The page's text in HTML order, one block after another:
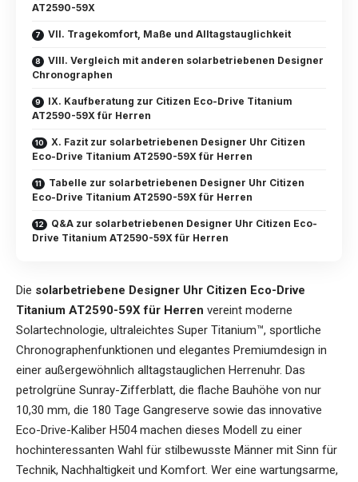
AT2590-59X
VII. Tragekomfort, Maße und Alltagstauglichkeit
VIII. Vergleich mit anderen solarbetriebenen Designer
Chronographen
IX. Kaufberatung zur Citizen Eco-Drive Titanium
AT2590-59X für Herren
X. Fazit zur solarbetriebenen Designer Uhr Citizen
Eco-Drive Titanium AT2590-59X für Herren
Tabelle zur solarbetriebenen Designer Uhr Citizen
Eco-Drive Titanium AT2590-59X für Herren
Q&A zur solarbetriebenen Designer Uhr Citizen Eco-
Drive Titanium AT2590-59X für Herren
Die solarbetriebene Designer Uhr Citizen Eco-Drive
Titanium AT2590-59X für Herren vereint moderne
Solartechnologie, ultraleichtes Super Titanium™, sportliche
Chronographenfunktionen und elegantes Premiumdesign in
einer außergewöhnlich alltagstauglichen Herrenuhr. Das
petrolgrüne Sunray-Zifferblatt, die flache Bauhöhe von nur
10,30 mm, die 180 Tage Gangreserve sowie das innovative
Eco-Drive-Kaliber H504 machen dieses Modell zu einer
hochinteressanten Wahl für stilbewusste Männer mit Sinn für
Technik, Nachhaltigkeit und Komfort. Wer eine wartungsarme,